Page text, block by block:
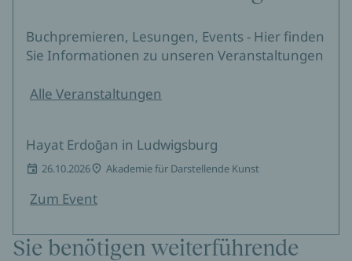
Buchpremieren, Lesungen, Events - Hier finden
Sie Informationen zu unseren Veranstaltungen
Alle Veranstaltungen
Hayat Erdoğan in Ludwigsburg
26.10.2026 Akademie für Darstellende Kunst
Zum Event
Sie benötigen weiterführende